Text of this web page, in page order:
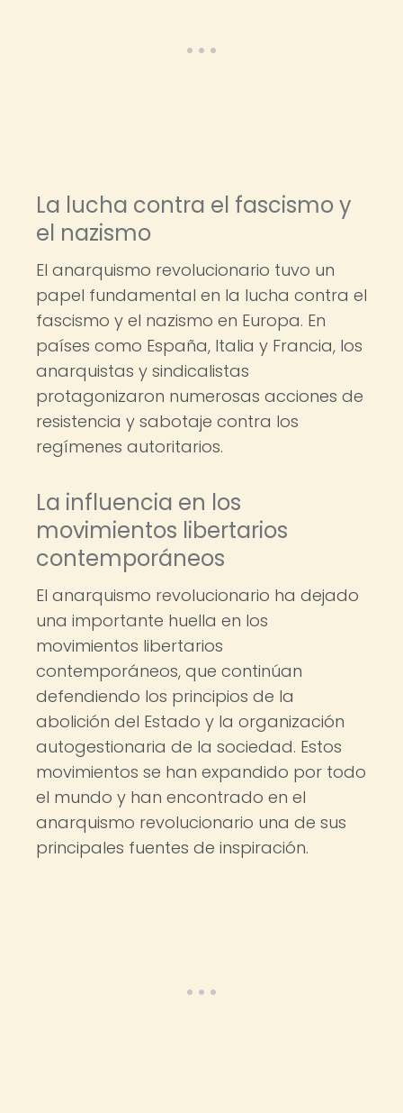
La lucha contra el fascismo y
el nazismo
El anarquismo revolucionario tuvo un
papel fundamental en la lucha contra el
fascismo y el nazismo en Europa. En
países como España, Italia y Francia, los
anarquistas y sindicalistas
protagonizaron numerosas acciones de
resistencia y sabotaje contra los
regímenes autoritarios.
La influencia en los
movimientos libertarios
contemporáneos
El anarquismo revolucionario ha dejado
una importante huella en los
movimientos libertarios
contemporáneos, que continúan
defendiendo los principios de la
abolición del Estado y la organización
autogestionaria de la sociedad. Estos
movimientos se han expandido por todo
el mundo y han encontrado en el
anarquismo revolucionario una de sus
principales fuentes de inspiración.